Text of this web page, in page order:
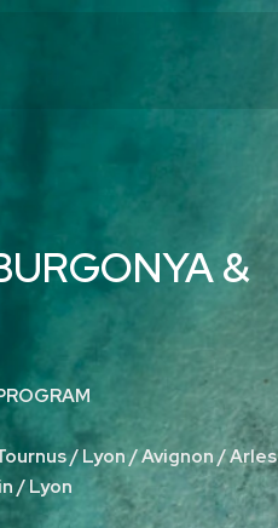
&
/ Lyon / Avignon / Arles
/ Lyon